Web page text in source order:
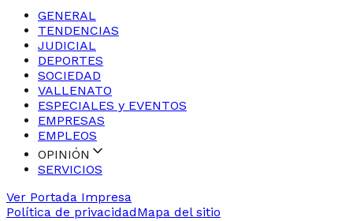
GENERAL
TENDENCIAS
JUDICIAL
DEPORTES
SOCIEDAD
VALLENATO
ESPECIALES y EVENTOS
EMPRESAS
EMPLEOS
OPINIÓN
SERVICIOS
Ver Portada Impresa
Política de privacidadMapa del sitio